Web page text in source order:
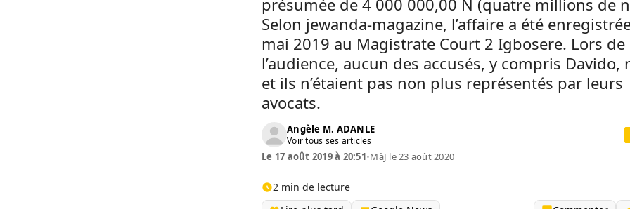
présumée de 4 000 000,00 N (quatre millions de
Selon jewanda-magazine, l’affaire a été
mai 2019 au Magistrate Court 2 Igbosere. Lors de
l’audience, aucun des accusés, y compris Davido,
et ils n’étaient pas non plus représentés par leurs
avocats.
Angèle M. ADANLE
Voir tous ses articles
Le 17 août 2019 à 20:51•MàJ le 23 août 2020
2 min de lecture